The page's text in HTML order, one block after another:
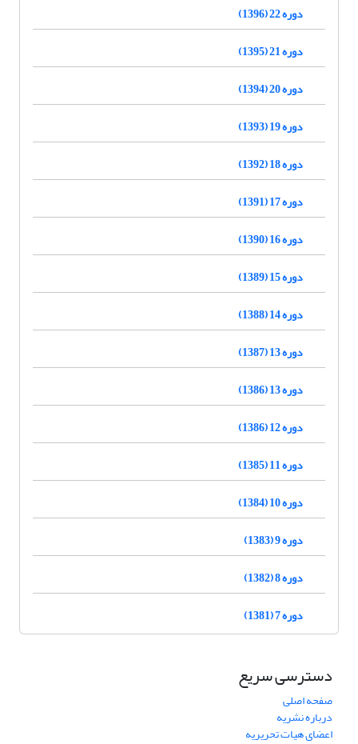
دوره 22 (1396)
دوره 21 (1395)
دوره 20 (1394)
دوره 19 (1393)
دوره 18 (1392)
دوره 17 (1391)
دوره 16 (1390)
دوره 15 (1389)
دوره 14 (1388)
دوره 13 (1387)
دوره 13 (1386)
دوره 12 (1386)
دوره 11 (1385)
دوره 10 (1384)
دوره 9 (1383)
دوره 8 (1382)
دوره 7 (1381)
دسترسی سریع
صفحه اصلی
درباره نشریه
اعضای هیات تحریریه